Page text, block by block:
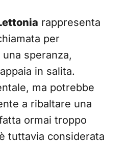
rappresenta
per
speranza,
in salita.
ma potrebbe
a ribaltare una
ormai troppo
tuttavia considerata